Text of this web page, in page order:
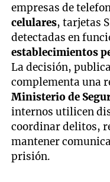
empresas de
celulares, tarjetas
detectadas en
establecimientos
La decisión,
complementa una
Ministerio de
internos utilicen
coordinar delitos,
mantener
prisión.